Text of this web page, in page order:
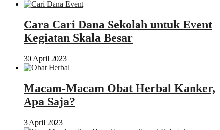
Cara Cari Dana Sekolah untuk Event
Kegiatan Skala Besar
30 April 2023
Macam-Macam Obat Herbal Kanker,
Apa Saja?
3 April 2023